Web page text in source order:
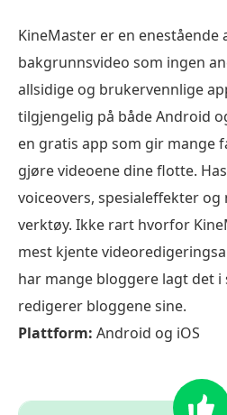
KineMaster er en enestående
bakgrunnsvideo som ingen
allsidige og brukervennlige
tilgjengelig på både Android
en gratis app som gir mange
gjøre videoene dine flotte.
voiceovers, spesialeffekter
verktøy. Ikke rart hvorfor
mest kjente
har mange bloggere lagt det
redigerer bloggene sine.
Plattform: Android og iOS